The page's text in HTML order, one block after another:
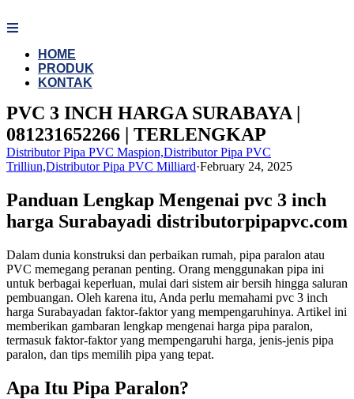
to
HOME
PRODUK
KONTAK
PVC 3 INCH HARGA SURABAYA |
081231652266 | TERLENGKAP
Distributor Pipa PVC Maspion,Distributor Pipa PVC
Trilliun,Distributor Pipa PVC Milliard·February 24, 2025
Panduan Lengkap Mengenai pvc 3 inch
harga Surabayadi distributorpipapvc.com
Dalam dunia konstruksi dan perbaikan rumah, pipa paralon atau
PVC memegang peranan penting. Orang menggunakan pipa ini
untuk berbagai keperluan, mulai dari sistem air bersih hingga saluran
pembuangan. Oleh karena itu, Anda perlu memahami pvc 3 inch
harga Surabayadan faktor-faktor yang mempengaruhinya. Artikel ini
memberikan gambaran lengkap mengenai harga pipa paralon,
termasuk faktor-faktor yang mempengaruhi harga, jenis-jenis pipa
paralon, dan tips memilih pipa yang tepat.
Apa Itu Pipa Paralon?